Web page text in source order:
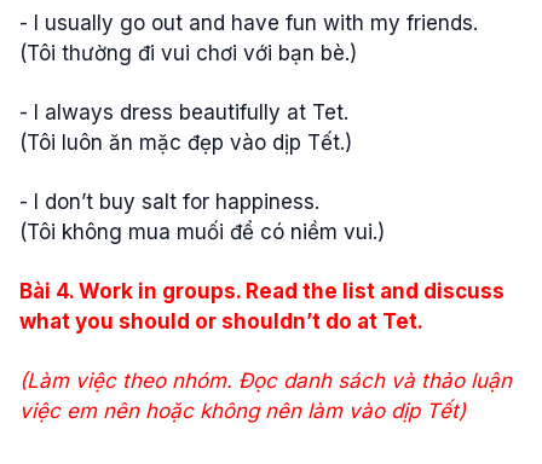
- I usually go out and have fun with my friends.
(Tôi thường đi vui chơi với bạn bè.)
- I always dress beautifully at Tet.
(Tôi luôn ăn mặc đẹp vào dịp Tết.)
- I don’t buy salt for happiness.
(Tôi không mua muối để có niềm vui.)
Bài 4. Work in groups. Read the list and discuss
what you should or shouldn’t do at Tet.
(Làm việc theo nhóm. Đọc danh sách và thảo luận
việc em nên hoặc không nên làm vào dịp Tết)